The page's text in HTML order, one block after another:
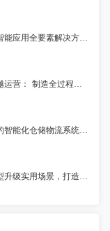
超引领，提供基于数据底座的数字孪生与数据智能应用全要素解决方案 ，帮助企业客户统一数据标准、建设数据基座；实现工厂1:1数字重构与仿真优化，并运用AI大模型驱动数据智能应用，优化生产决策，实现从经验管理到智能驱动的转型升级。
灯塔工厂引领，全流程智能协同，实现工厂卓越运营： 制造全过程监管与追溯：全面记录制造全流程数据，提升整体运营效率和质量控制水平。 流程敏捷化定制与优化：灵活定制生产管理流程和功能扩展，满足企业不同发展阶段的需求。 灯塔工厂管理实践引领：数据驱动生产资源配置，高效应对市场变化，提高盈利能力。
工业智慧仓储解决方案是一种基于物联网技术的智能化仓储物流系统。通过传感器、RFID等技术手段，对物品进行实时监控与管理，再通过智能化的算法，优化仓储储运作流程，提高运营效率和精度。该解决方案适用于各种仓储物流领域，例如零售、电商等行业。
面向电子装配领域制造业，围绕企业数字化转型升级实用场景，打造统一管理MOM运营平台，以模块化提供包括生产（MES）、质量（QMS）、仓储（WMS）、设备物联（IOT）、电子工艺（ESOP）、现场问题管理（Andon）等制造领域各业务支撑系统，为企业提供一体化运营管理整套系统解决方案。